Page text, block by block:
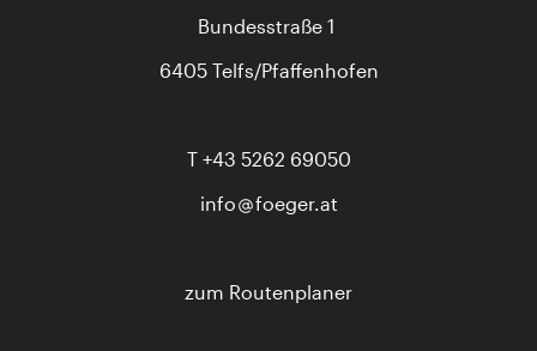
Bundesstraße 1
6405 Telfs/Pfaffenhofen
T +43 5262 69050
info
foeger.at
zum Routenplaner